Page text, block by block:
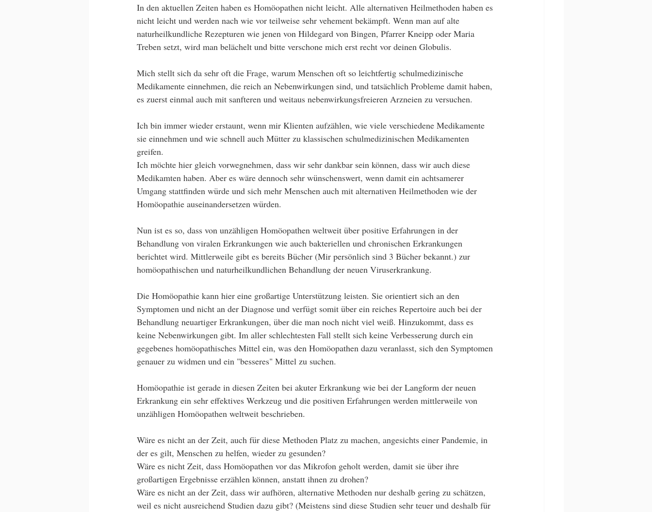
In den aktuellen Zeiten haben es Homöopathen nicht leicht. Alle alternativen Heilmethoden haben es
nicht leicht und werden nach wie vor teilweise sehr vehement bekämpft. Wenn man auf alte
naturheilkundliche Rezepturen wie jenen von Hildegard von Bingen, Pfarrer Kneipp oder Maria
Treben setzt, wird man belächelt und bitte verschone mich erst recht vor deinen Globulis.
Mich stellt sich da sehr oft die Frage, warum Menschen oft so leichtfertig schulmedizinische
Medikamente einnehmen, die reich an Nebenwirkungen sind, und tatsächlich Probleme damit haben,
es zuerst einmal auch mit sanfteren und weitaus nebenwirkungsfreieren Arzneien zu versuchen.
Ich bin immer wieder erstaunt, wenn mir Klienten aufzählen, wie viele verschiedene Medikamente
sie einnehmen und wie schnell auch Mütter zu klassischen schulmedizinischen Medikamenten
greifen.
Ich möchte hier gleich vorwegnehmen, dass wir sehr dankbar sein können, dass wir auch diese
Medikamten haben. Aber es wäre dennoch sehr wünschenswert, wenn damit ein achtsamerer
Umgang stattfinden würde und sich mehr Menschen auch mit alternativen Heilmethoden wie der
Homöopathie auseinandersetzen würden.
Nun ist es so, dass von unzähligen Homöopathen weltweit über positive Erfahrungen in der
Behandlung von viralen Erkrankungen wie auch bakteriellen und chronischen Erkrankungen
berichtet wird. Mittlerweile gibt es bereits Bücher (Mir persönlich sind 3 Bücher bekannt.) zur
homöopathischen und naturheilkundlichen Behandlung der neuen Viruserkrankung.
Die Homöopathie kann hier eine großartige Unterstützung leisten. Sie orientiert sich an den
Symptomen und nicht an der Diagnose und verfügt somit über ein reiches Repertoire auch bei der
Behandlung neuartiger Erkrankungen, über die man noch nicht viel weiß. Hinzukommt, dass es
keine Nebenwirkungen gibt. Im aller schlechtesten Fall stellt sich keine Verbesserung durch ein
gegebenes homöopathisches Mittel ein, was den Homöopathen dazu veranlasst, sich den Symptomen
genauer zu widmen und ein "besseres" Mittel zu suchen.
Homöopathie ist gerade in diesen Zeiten bei akuter Erkrankung wie bei der Langform der neuen
Erkrankung ein sehr effektives Werkzeug und die positiven Erfahrungen werden mittlerweile von
unzähligen Homöopathen weltweit beschrieben.
Wäre es nicht an der Zeit, auch für diese Methoden Platz zu machen, angesichts einer Pandemie, in
der es gilt, Menschen zu helfen, wieder zu gesunden?
Wäre es nicht Zeit, dass Homöopathen vor das Mikrofon geholt werden, damit sie über ihre
großartigen Ergebnisse erzählen können, anstatt ihnen zu drohen?
Wäre es nicht an der Zeit, dass wir aufhören, alternative Methoden nur deshalb gering zu schätzen,
weil es nicht ausreichend Studien dazu gibt? (Meistens sind diese Studien sehr teuer und deshalb für